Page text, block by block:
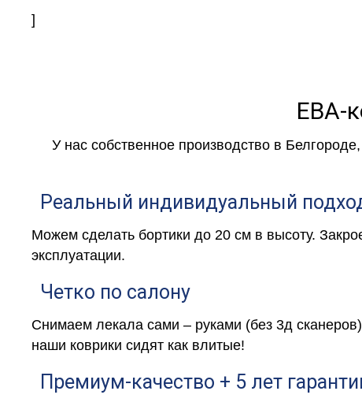
]
ЕВА-
У нас собственное производство в
Реальный индивидуальный
Можем сделать бортики до 20 см в высоту.
эксплуатации.
Четко по салону
Снимаем лекала сами – руками (без 3д
наши коврики сидят как влитые!
Премиум-качество + 5 лет